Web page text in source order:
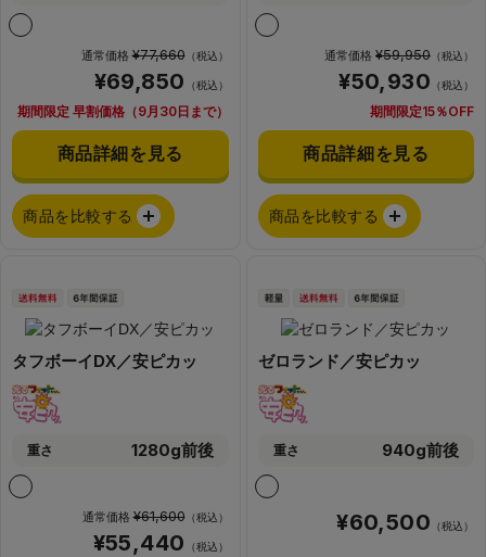
通常価格¥77,660（税込）
¥69,850 （税込）
期間限定 早割価格（9月30日まで）
商品詳細を見る
商品を比較する
通常価格 ¥59,950 （税込）
¥50,930 （税込）
期間限定15％OFF
商品詳細を見る
商品を比較する
タフボーイDX／安ピカッ
重さ 1280g前後
通常価格¥61,600（税込）
¥55,440 （税込）
ゼロランド／安ピカッ
重さ 940g前後
¥60,500 （税込）